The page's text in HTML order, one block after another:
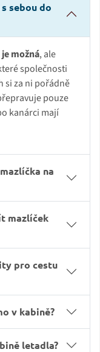
sebou do
možná, ale
společnosti
si za ni pořádně
pouze
kanárci mají
na
mazlíček
pro cestu
v kabině?
letadla?